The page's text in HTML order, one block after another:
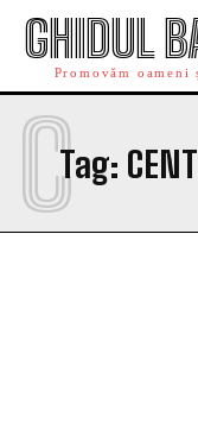
GHIDUL
Promovăm
Tag:
C